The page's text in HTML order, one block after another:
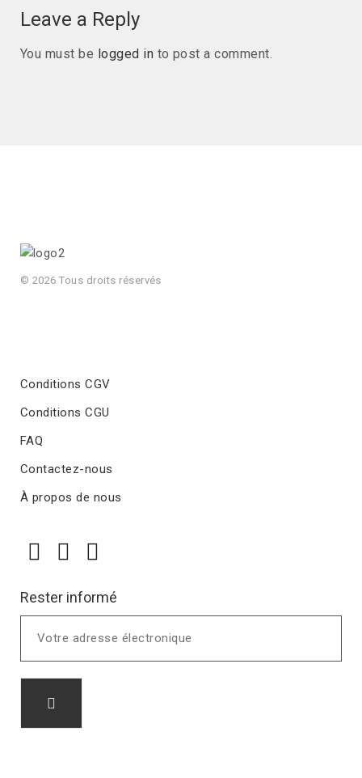
Leave a Reply
You must be logged in to post a comment.
© 2026 Tous droits réservés
Conditions CGV
Conditions CGU
FAQ
Contactez-nous
À propos de nous
Rester informé